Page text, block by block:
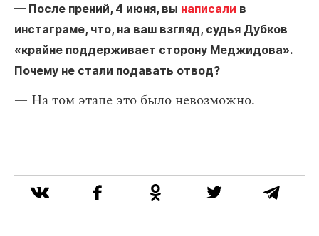
— После прений, 4 июня, вы написали в
инстаграме, что, на ваш взгляд, судья Дубков
«крайне поддерживает сторону Меджидова».
Почему не стали подавать отвод?
— На том этапе это было невозможно.